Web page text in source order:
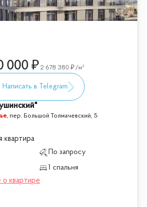
000 2 678 380 /м²
,пер. Большой Толмачевский, 5
квартира
По запросу
1 спальня